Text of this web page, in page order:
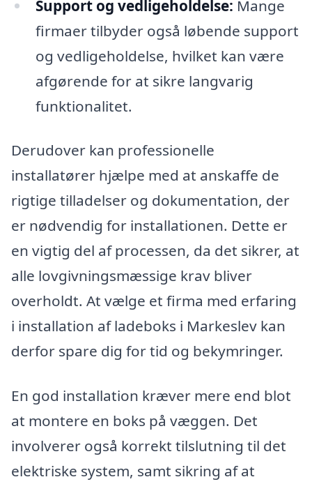
Support og vedligeholdelse: Mange
firmaer tilbyder også løbende support
og vedligeholdelse, hvilket kan være
afgørende for at sikre langvarig
funktionalitet.
Derudover kan professionelle
installatører hjælpe med at anskaffe de
rigtige tilladelser og dokumentation, der
er nødvendig for installationen. Dette er
en vigtig del af processen, da det sikrer, at
alle lovgivningsmæssige krav bliver
overholdt. At vælge et firma med erfaring
i installation af ladeboks i Markeslev kan
derfor spare dig for tid og bekymringer.
En god installation kræver mere end blot
at montere en boks på væggen. Det
involverer også korrekt tilslutning til det
elektriske system, samt sikring af at